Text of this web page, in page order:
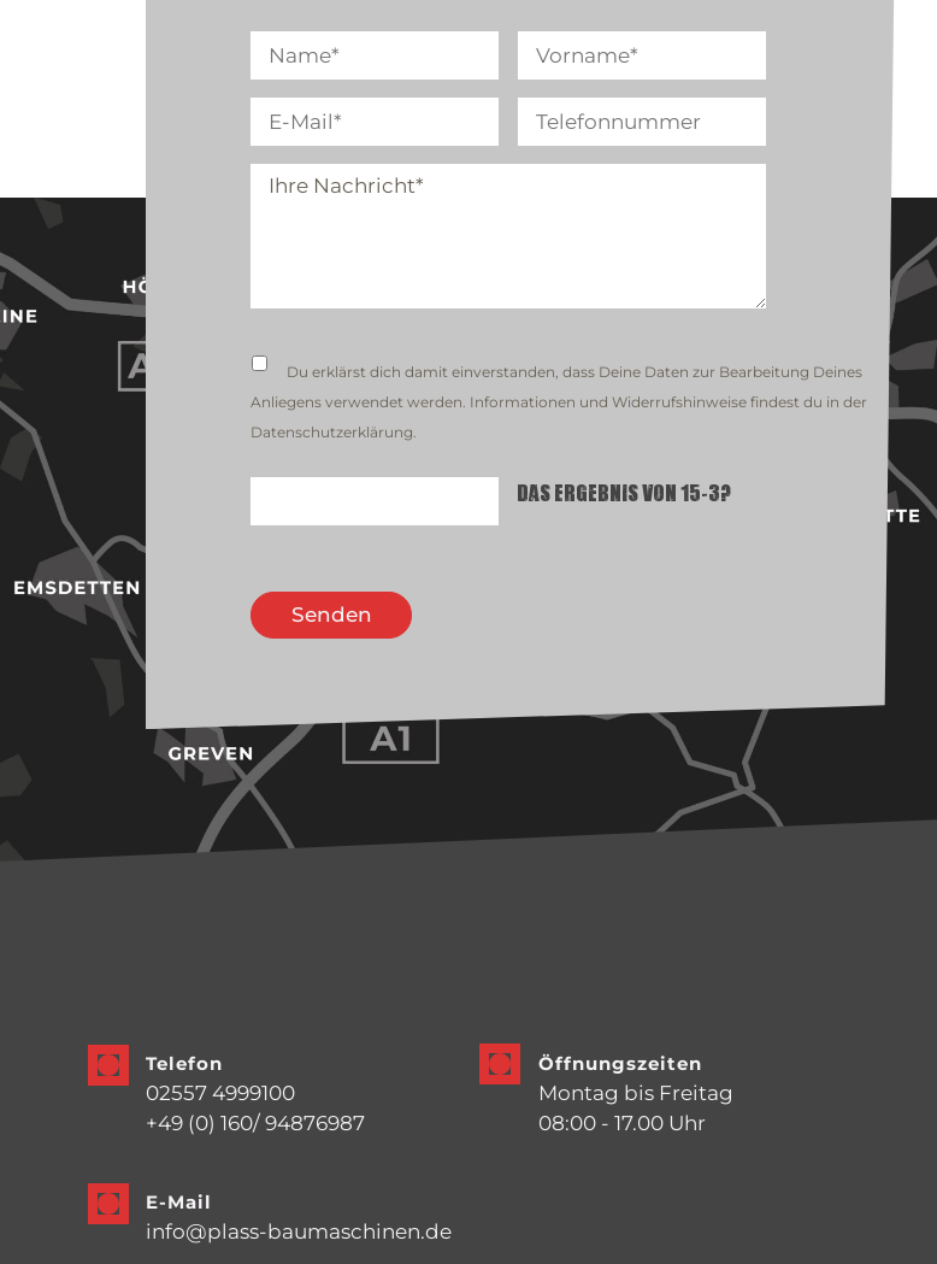
Du erklärst dich damit einverstanden, dass Deine Daten zur Bearbeitung Deines
Anliegens verwendet werden. Informationen und Widerrufshinweise findest du in der
Datenschutzerklärung.
Das Ergebnis von 15-3?
Telefon
02557 4999100
+49 (0) 160/ 94876987
E-Mail
info@plass-baumaschinen.de
Öffnungszeiten
Montag bis Freitag
08:00 - 17.00 Uhr